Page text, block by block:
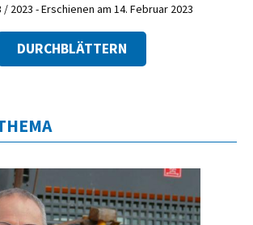
2023 - Erschienen am 14. Februar 2023
DURCHBLÄTTERN